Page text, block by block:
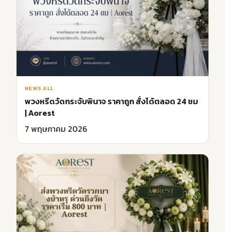
NEWS ALL
พวงหรีดวัดกระจับพินาจ ราคาถูก สั่งได้ตลอด 24 ชม
| Aorest
7 พฤษภาคม 2026